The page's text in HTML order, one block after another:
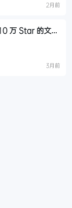
2月前
万 Star 的文档
3月前